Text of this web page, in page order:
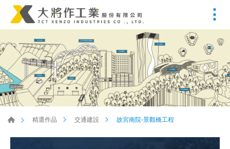
精選作品 交通建設 故宮南院-景觀橋工程